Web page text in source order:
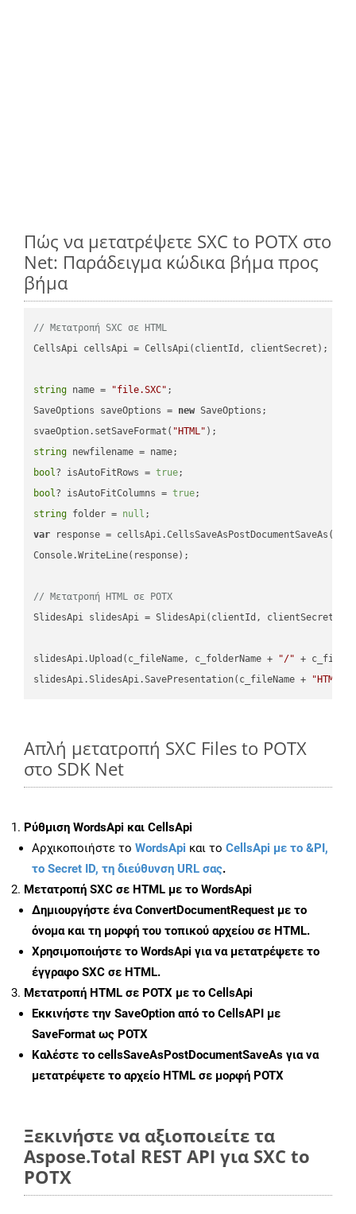
Πώς να μετατρέψετε SXC to POTX στο
Net: Παράδειγμα κώδικα βήμα προς
βήμα
// Μετατροπή SXC σε HTML
CellsApi cellsApi = CellsApi(clientId, clientSecret);
string name = "file.SXC" ;
SaveOptions saveOptions = new SaveOptions;
svaeOption.setSaveFormat( "HTML"
string
bool? isAutoFitRows = true
bool? isAutoFitColumns = true
string folder = null
var response =
Console.WriteLine(response);
// Μετατροπή HTML σε POTX
SlidesApi slidesApi = SlidesApi(clientId, clientSecret);
slidesApi.Upload(c_fileName, c_folderName + "/" +
slidesApi.SlidesApi.SavePresentation(c_fileName +
"HTML"
Απλή μετατροπή SXC Files to POTX
στο SDK Net
Ρύθμιση WordsApi και CellsApi
Αρχικοποιήστε το WordsApi και το CellsApi με το &PI,
το Secret ID, τη διεύθυνση URL σας.
Μετατροπή SXC σε HTML με το WordsApi
Δημιουργήστε έναConvertDocumentRequest με το
όνομα και τη μορφή του τοπικού αρχείου σε HTML.
Χρησιμοποιήστε το WordsApi για να μετατρέψετε το
έγγραφο SXC σε HTML.
Μετατροπή HTML σε POTX με το CellsApi
Εκκινήστε την SaveOption από το CellsAPI με
SaveFormat ως POTX
Καλέστε το cellsSaveAsPostDocumentSaveAs για να
μετατρέψετε το αρχείο HTML σε μορφή POTX
Ξεκινήστε να αξιοποιείτε τα
Aspose.Total REST API για SXC to
POTX